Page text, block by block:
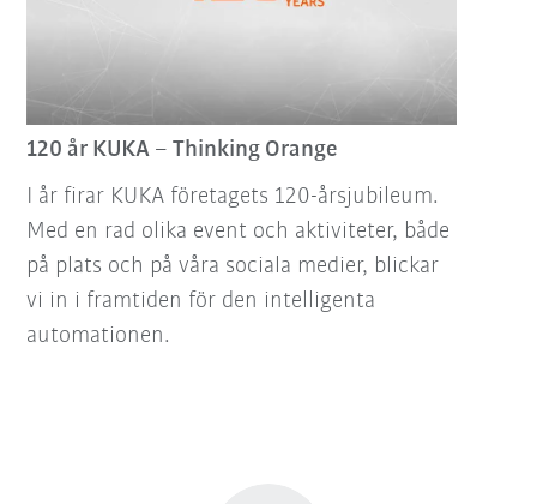
120 år KUKA – Thinking Orange
I år firar KUKA företagets 120-årsjubileum.
Med en rad olika event och aktiviteter, både
på plats och på våra sociala medier, blickar
vi in i framtiden för den intelligenta
automationen.